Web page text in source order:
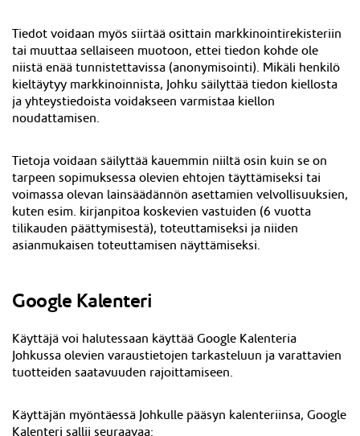
Tiedot voidaan myös siirtää osittain markkinointirekisteriin
tai muuttaa sellaiseen muotoon, ettei tiedon kohde ole
niistä enää tunnistettavissa (anonymisointi). Mikäli henkilö
kieltäytyy markkinoinnista, Johku säilyttää tiedon kiellosta
ja yhteystiedoista voidakseen varmistaa kiellon
noudattamisen.
Tietoja voidaan säilyttää kauemmin niiltä osin kuin se on
tarpeen sopimuksessa olevien ehtojen täyttämiseksi tai
voimassa olevan lainsäädännön asettamien velvollisuuksien,
kuten esim. kirjanpitoa koskevien vastuiden (6 vuotta
tilikauden päättymisestä), toteuttamiseksi ja niiden
asianmukaisen toteuttamisen näyttämiseksi.
Google Kalenteri
Käyttäjä voi halutessaan käyttää Google Kalenteria
Johkussa olevien varaustietojen tarkasteluun ja varattavien
tuotteiden saatavuuden rajoittamiseen.
Käyttäjän myöntäessä Johkulle pääsyn kalenteriinsa, Google
Kalenteri sallii seuraavaa: